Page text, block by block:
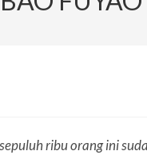
ribu orang ini